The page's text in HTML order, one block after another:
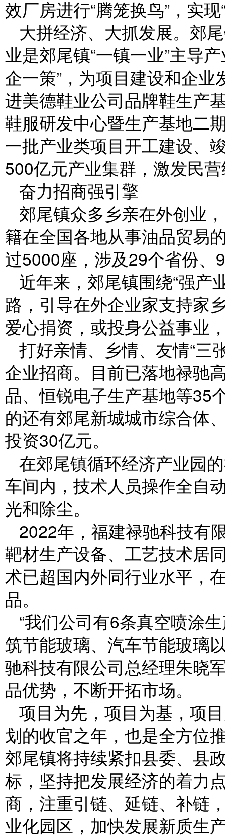
效厂房进行“腾笼换鸟”，实
大拼经济、大抓发展。郊
业是郊尾镇“一镇一业”主导
企一策”，为项目建设和企
进美德鞋业公司品牌鞋生产
鞋服研发中心暨生产基地二
一批产业类项目开工建设、
500亿元产业集群，激发民
奋力招商强引擎
郊尾镇众多乡亲在外创业
籍在全国各地从事油品贸易
过5000座，涉及29个省份、
近年来，郊尾镇围绕“强产
路，引导在外企业家支持家
爱心捐资，或投身公益事业
打好亲情、乡情、友情“三
企业招商。目前已落地禄驰
品、恒锐电子生产基地等35
的还有郊尾新城城市综合体
投资30亿元。
在郊尾镇循环经济产业园
车间内，技术人员操作全自
光和除尘。
2022年，福建禄驰科技有
靶材生产设备、工艺技术居
术已超国内外同行业水平，
品。
“我们公司有6条真空喷涂
筑节能玻璃、汽车节能玻璃
驰科技有限公司总经理朱晓
品优势，不断开拓市场。
项目为先，项目为基，项
划的收官之年，也是全方位
郊尾镇将持续紧扣县委、县
标，坚持把发展经济的着力
商，注重引链、延链、补链
业化园区，加快发展新质生